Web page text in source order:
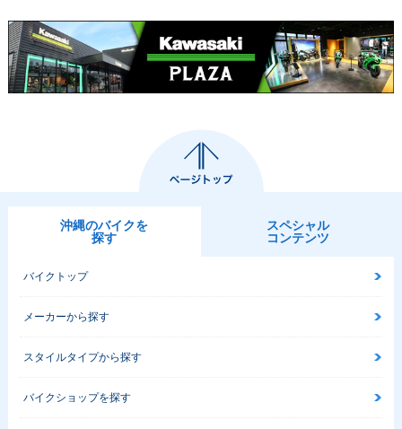
沖縄のバイクを
探す
スペシャル
コンテンツ
バイクトップ
メーカーから探す
スタイルタイプから探す
バイクショップを探す